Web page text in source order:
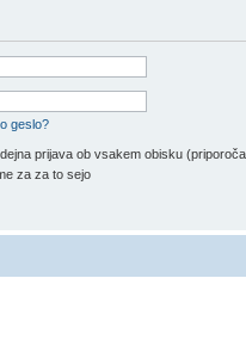
geslo?
prijava ob vsakem obisku
za za to sejo